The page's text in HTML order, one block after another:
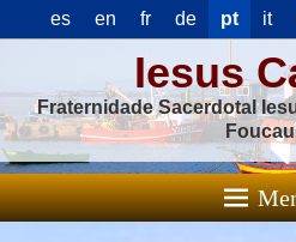
es en fr de pt it
Iesus
Fraternidade Sacerdotal